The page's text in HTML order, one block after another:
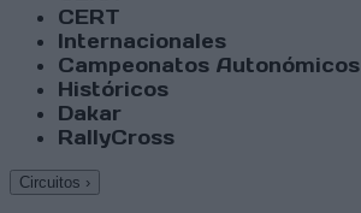
CERT
Internacionales
Campeonatos Autonómicos
Históricos
Dakar
RallyCross
Circuitos ›